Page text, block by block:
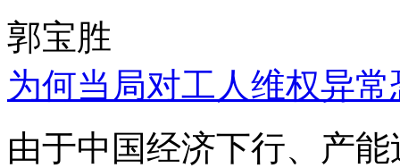
郭宝胜
为何当局对工人维权异
由于中国经济下行、产